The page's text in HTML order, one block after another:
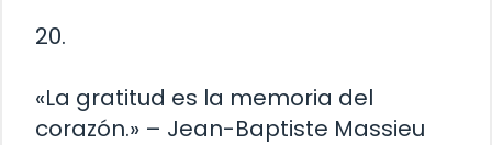
20.
«La gratitud es la memoria del
corazón.» – Jean-Baptiste Massieu